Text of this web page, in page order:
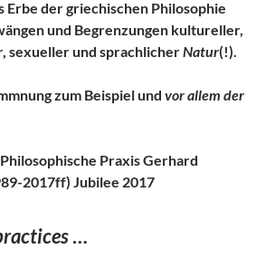
Erbe der griechischen Philosophie
und Begrenzungen kultureller,
sexueller und sprachlicherNatur(!).
zum Beispiel und vor allem der
Praxis Gerhard
2017ff) Jubilee 2017
…